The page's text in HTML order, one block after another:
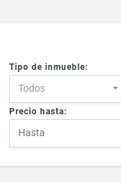
Tipo de inmueble:
Todos
Precio hasta: